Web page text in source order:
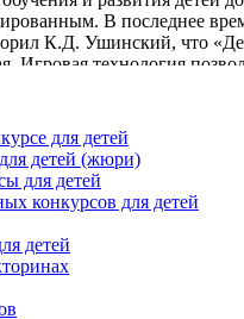
В последнее
К.Д. Ушинский, что
Игровая технология
и самостоятельности
которая очень
не замечает, что он
поможет повысить
математического
развития
Основные
подвести к пониманию
набора не
– это куб со стороной
соответствует числу 10.
для детей
детей (жюри)
для детей
конкурсов для детей
детей